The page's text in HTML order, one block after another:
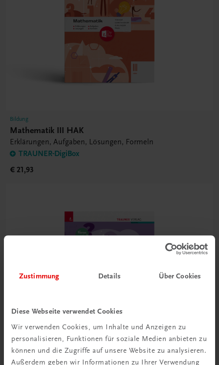
Zustimmung Details Über Cookies
Diese Webseite verwendet Cookies
Wir verwenden Cookies, um Inhalte und Anzeigen zu
personalisieren, Funktionen für soziale Medien anbieten zu
können und die Zugriffe auf unsere Website zu analysieren.
Außerdem geben wir Informationen zu Ihrer Verwendung
Bildung
Mathematik III HAK
Erklärungen, Aufgaben, Lösungen, Formeln
TRAUNER-DigiBox
€ 21,93